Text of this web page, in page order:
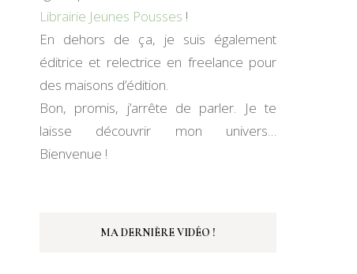
Librairie Jeunes Pousses !
En dehors de ça, je suis également
éditrice et relectrice en freelance pour
des maisons d’édition.
Bon, promis, j’arrête de parler. Je te
laisse découvrir mon univers…
Bienvenue !
MA DERNIÈRE VIDÉO !